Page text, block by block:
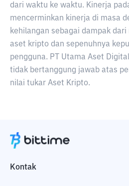
dari waktu ke waktu. Kinerja
mencerminkan kinerja di masa
kehilangan sebagai dampak
aset kripto dan sepenuhnya
pengguna. PT Utama Aset
tidak bertanggung jawab atas
nilai tukar Aset Kripto.
Kontak